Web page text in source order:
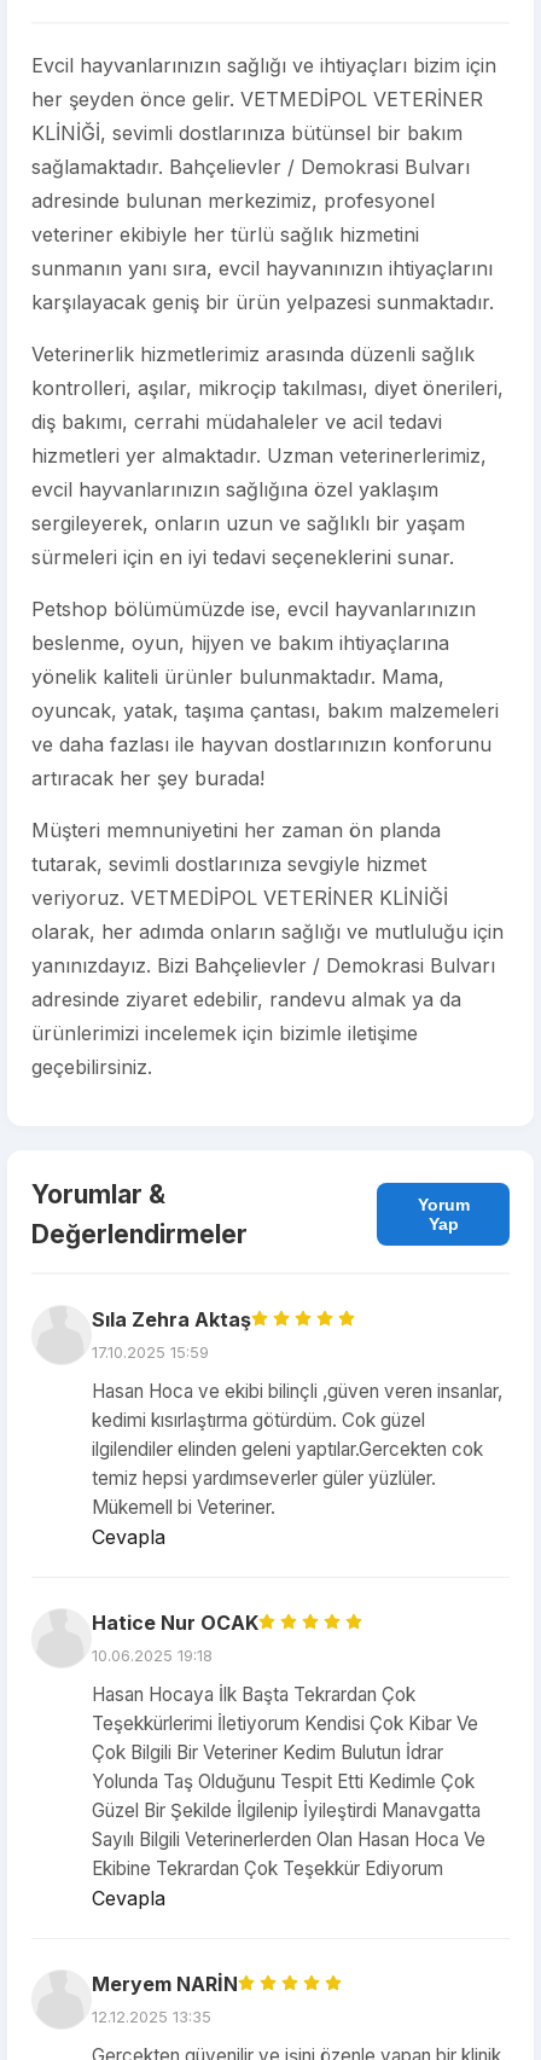
Evcil hayvanlarınızın sağlığı ve ihtiyaçları bizim için
her şeyden önce gelir. VETMEDİPOL VETERİNER
KLİNİĞİ, sevimli dostlarınıza bütünsel bir bakım
sağlamaktadır. Bahçelievler / Demokrasi Bulvarı
adresinde bulunan merkezimiz, profesyonel
veteriner ekibiyle her türlü sağlık hizmetini
sunmanın yanı sıra, evcil hayvanınızın ihtiyaçlarını
karşılayacak geniş bir ürün yelpazesi sunmaktadır.
Veterinerlik hizmetlerimiz arasında düzenli sağlık
kontrolleri, aşılar, mikroçip takılması, diyet önerileri,
diş bakımı, cerrahi müdahaleler ve acil tedavi
hizmetleri yer almaktadır. Uzman veterinerlerimiz,
evcil hayvanlarınızın sağlığına özel yaklaşım
sergileyerek, onların uzun ve sağlıklı bir yaşam
sürmeleri için en iyi tedavi seçeneklerini sunar.
Petshop bölümümüzde ise, evcil hayvanlarınızın
beslenme, oyun, hijyen ve bakım ihtiyaçlarına
yönelik kaliteli ürünler bulunmaktadır. Mama,
oyuncak, yatak, taşıma çantası, bakım malzemeleri
ve daha fazlası ile hayvan dostlarınızın konforunu
artıracak her şey burada!
Müşteri memnuniyetini her zaman ön planda
tutarak, sevimli dostlarınıza sevgiyle hizmet
veriyoruz. VETMEDİPOL VETERİNER KLİNİĞİ
olarak, her adımda onların sağlığı ve mutluluğu için
yanınızdayız. Bizi Bahçelievler / Demokrasi Bulvarı
adresinde ziyaret edebilir, randevu almak ya da
ürünlerimizi incelemek için bizimle iletişime
geçebilirsiniz.
Yorumlar &
Değerlendirmeler
Yorum
Yap
Sıla Zehra Aktaş
17.10.2025 15:59
Hasan Hoca ve ekibi bilinçli ,güven veren insanlar,
kedimi kısırlaştırma götürdüm. Cok güzel
ilgilendiler elinden geleni yaptılar.Gercekten cok
temiz hepsi yardımseverler güler yüzlüler.
Mükemell bi Veteriner.
Cevapla
Hatice Nur OCAK
10.06.2025 19:18
Hasan Hocaya İlk Başta Tekrardan Çok
Teşekkürlerimi İletiyorum Kendisi Çok Kibar Ve
Çok Bilgili Bir Veteriner Kedim Bulutun İdrar
Yolunda Taş Olduğunu Tespit Etti Kedimle Çok
Güzel Bir Şekilde İlgilenip İyileştirdi Manavgatta
Sayılı Bilgili Veterinerlerden Olan Hasan Hoca Ve
Ekibine Tekrardan Çok Teşekkür Ediyorum
Cevapla
Meryem NARİN
12.12.2025 13:35